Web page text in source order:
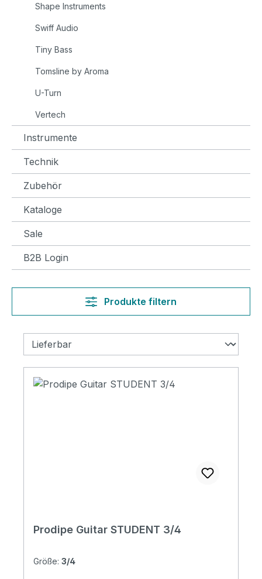
Shape Instruments
Swiff Audio
Tiny Bass
Tomsline by Aroma
U-Turn
Vertech
Instrumente
Technik
Zubehör
Kataloge
Sale
B2B Login
Produkte filtern
Prodipe Guitar STUDENT 3/4
Größe: 3/4